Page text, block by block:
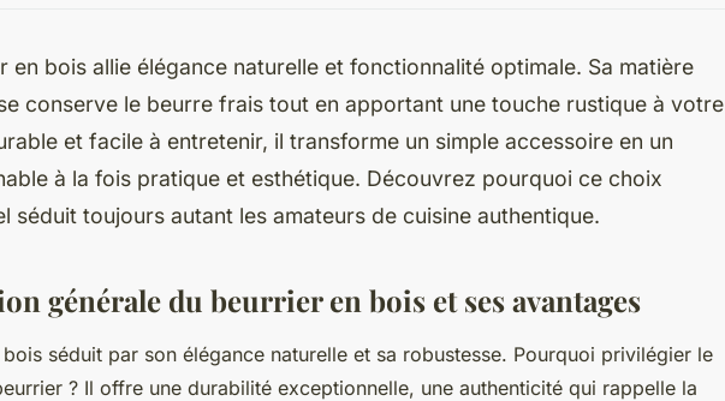
en bois allie élégance naturelle et fonctionnalité optimale. Sa matière
conserve le beurre frais tout en apportant une touche rustique à votre
et facile à entretenir, il transforme un simple accessoire en un
à la fois pratique et esthétique. Découvrez pourquoi ce choix
séduit toujours autant les amateurs de cuisine authentique.
générale du beurrier en bois et ses avantages
séduit par son élégance naturelle et sa robustesse. Pourquoi privilégier le
? Il offre une durabilité exceptionnelle, une authenticité qui rappelle la